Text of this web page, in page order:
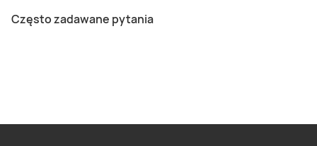
Często zadawane pytania